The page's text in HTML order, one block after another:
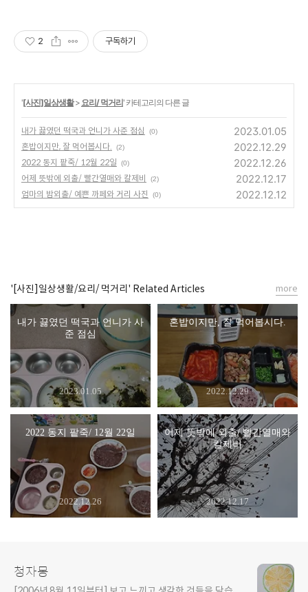
2 구독하기
'[사진]일상생활> 요리/ 먹거리' 카테고리의 다른 글
내가 끓였던 떡국과 언니가 사준 점심 (0) 2023.01.05
혼밥이지만, 잘 먹어봅시다. (2) 2022.12.29
2022 동지 팥죽/ 12월 22일 (0) 2022.12.26
어제 뜻밖에 외출/ 빨간열매와 칼제비 (2) 2022.12.17
엄마의 밤외출/ 예쁜 까페와 거리 사진 (0) 2022.12.12
'[사진]일상생활/요리/ 먹거리' Related Articles
내가 끓였던 떡국과 언니가 사
준 점심
2023.01.05
혼밥이지만, 잘 먹어봅시다.
2022.12.29
2022 동지 팥죽/ 12월 22일
2022.12.26
어제 뜻밖에 외출/ 빨간열매와
칼제비
2022.12.17
more
청자몽